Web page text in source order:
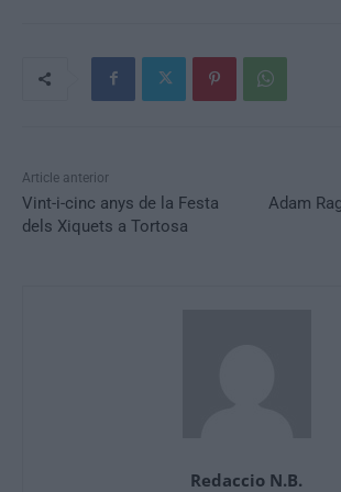
Article anterior
Vint-i-cinc anys de la Festa
dels Xiquets a Tortosa
Adam
Redaccio N.B.